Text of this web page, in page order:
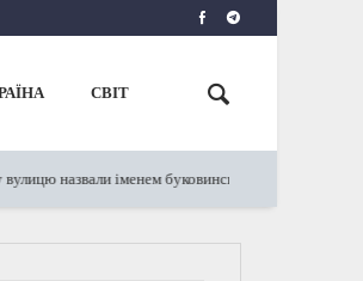
СВІТ
іменем буковинської феміністки